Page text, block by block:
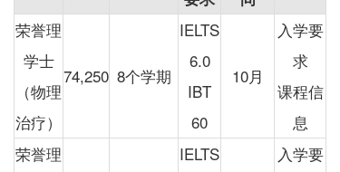
荣誉理
学士
（物理
治疗）
74,250 8个学期
IELTS
6.0
IBT
60
10月
入学要
求
课程信
息
荣誉理
IELTS
入学要